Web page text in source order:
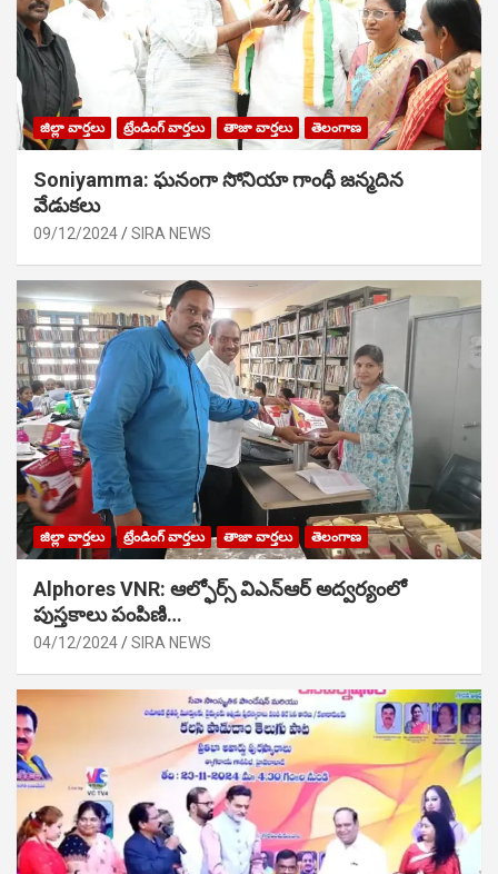
జిల్లా వార్తలు ట్రేండింగ్ వార్తలు తాజా వార్తలు తెలంగాణ
Soniyamma: ఘ‌నంగా సోనియా గాంధీ జ‌న్మ‌దిన
వేడుక‌లు
09/12/2024 SIRA NEWS
జిల్లా వార్తలు ట్రేండింగ్ వార్తలు తాజా వార్తలు తెలంగాణ
Alphores VNR: ఆల్ఫోర్స్ విఎన్ఆర్ అద్వర్యంలో
పుస్తకాలు పంపిణి…
04/12/2024 SIRA NEWS